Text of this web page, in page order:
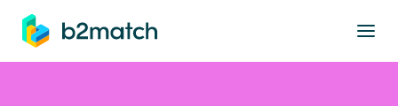
springen